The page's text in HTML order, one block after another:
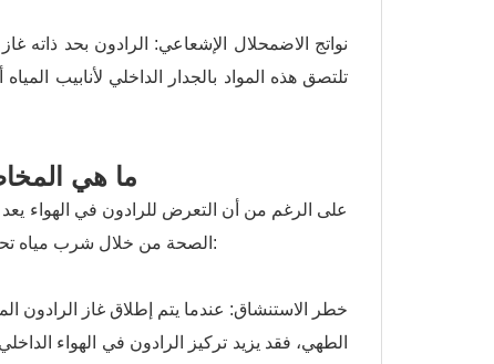
تلتصق هذه المواد بالجدار الداخلي لأنابيب
ما هي
على الرغم من أن التعرض للرادون في الهواء يعد
الصحة من خلال شرب مياه تحتوي على الرادون. وتتمثل المخاطر الصحية الرئيسية في الطريقتين التاليتين:
الطهي، فقد يزيد تركيز الرادون في الهواء